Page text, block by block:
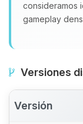
consideramos
gameplay
Versiones
Versión